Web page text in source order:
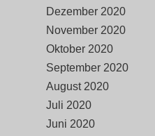
Dezember 2020
November 2020
Oktober 2020
September 2020
August 2020
Juli 2020
Juni 2020